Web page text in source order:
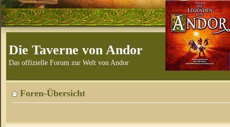
Die Taverne von Andor
Das offizielle Forum zur Welt von Andor
Foren-Übersicht